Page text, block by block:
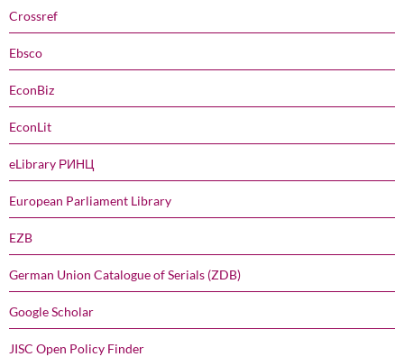
Crossref
Ebsco
EconBiz
EconLit
eLibrary РИНЦ
European Parliament Library
EZB
German Union Catalogue of Serials (ZDB)
Google Scholar
JISC Open Policy Finder